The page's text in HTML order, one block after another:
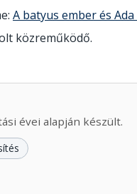
A batyus ember és
közreműködő.
évei alapján készült.